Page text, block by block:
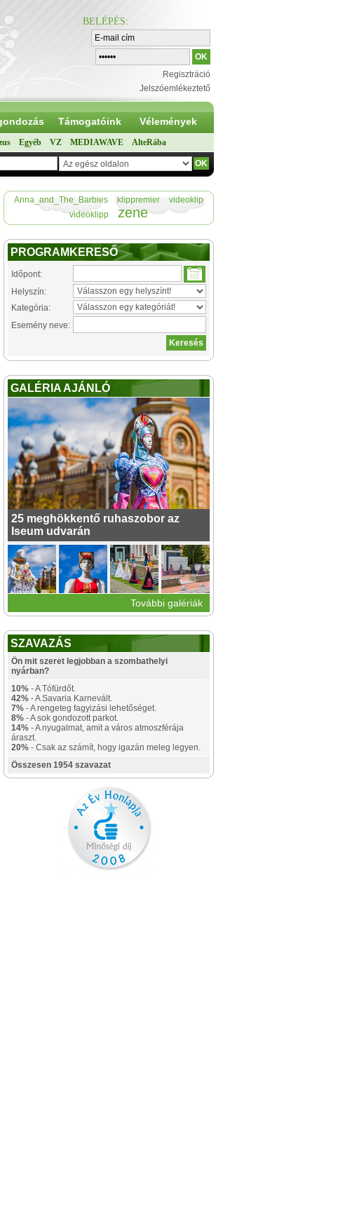
BELÉPÉS:
Regisztráció
Jelszóemlékeztető
Támogatóink Vélemények
Egyéb VZ MEDIAWAVE AlteRába
Anna_and_The_Barbies klippremier
videoklip
videoklipp
zene
PROGRAMKERESŐ
Időpont:
Helyszín:
Kategória:
Esemény neve:
GALÉRIA AJÁNLÓ
25 meghökkentő ruhaszobor az
Iseum udvarán
További galériák
SZAVAZÁS
Ön mit szeret legjobban a szombathelyi
nyárban?
10% - A Tófürdőt.
42% - A Savaria Karnevált.
7% - A rengeteg fagyizási lehetőséget.
8% - A sok gondozott parkot.
14% - A nyugalmat, amit a város atmoszférája
áraszt.
20% - Csak az számít, hogy igazán meleg legyen.
Összesen 1954 szavazat